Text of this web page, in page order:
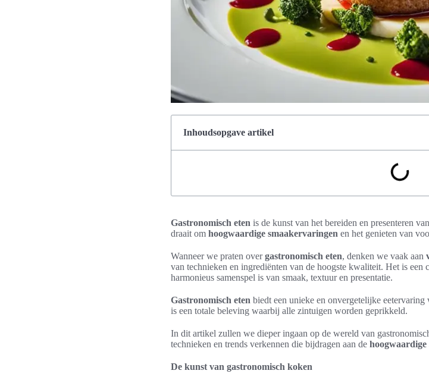
Inhoudsopgave artikel
Gastronomisch eten is de kunst van het bereiden en presenteren van
draait om hoogwaardige smaakervaringen en het genieten van
Wanneer we praten overgastronomisch eten, denken we vaak aan
van technieken en ingrediënten van de hoogste kwaliteit. Het is
harmonieus samenspel is van smaak, textuur en presentatie.
Gastronomisch eten biedt een unieke en onvergetelijke
is een totale beleving waarbij alle zintuigen worden geprikkeld.
In dit artikel zullen we dieper ingaan op de wereld van
technieken en trends verkennen die bijdragen aan de
De kunst van gastronomisch koken